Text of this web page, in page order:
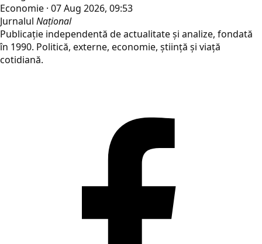
Economie · 07 Aug 2026, 09:53
Jurnalul Național
Publicație independentă de actualitate și analize, fondată
în 1990. Politică, externe, economie, știință și viață
cotidiană.